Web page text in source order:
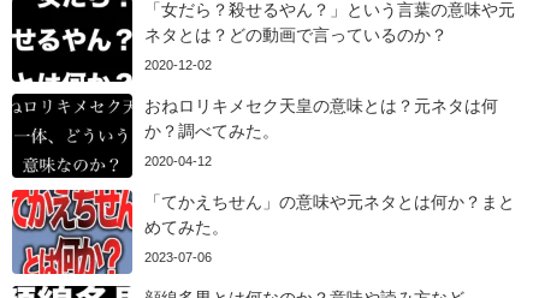
「女だら？殺せるやん？」という言葉の意味や元
ネタとは？どの動画で言っているのか？
2020-12-02
おねロリキメセク天皇の意味とは？元ネタは何
か？調べてみた。
2020-04-12
「てかえちせん」の意味や元ネタとは何か？まと
めてみた。
2023-07-06